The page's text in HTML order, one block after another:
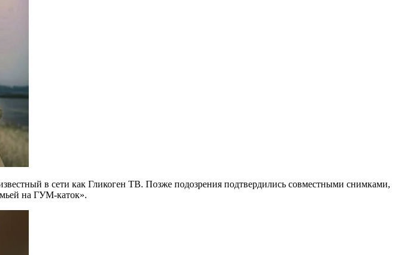
в сети как Гликоген ТВ. Позже подозрения подтвердились совместными снимками,
на ГУМ-каток».